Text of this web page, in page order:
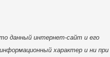
данный интернет-сайт и его
характер и ни при